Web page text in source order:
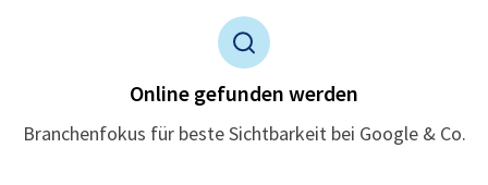
Online gefunden werden
Branchenfokus für beste Sichtbarkeit bei Google & Co.